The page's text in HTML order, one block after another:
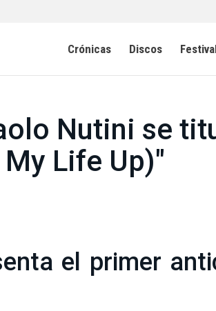
Crónicas Discos
Nutini se
Life Up)"
el primer